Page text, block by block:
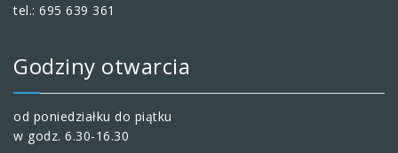
tel.: 695 639 361
Godziny otwarcia
od poniedziałku do piątku
w godz. 6.30-16.30